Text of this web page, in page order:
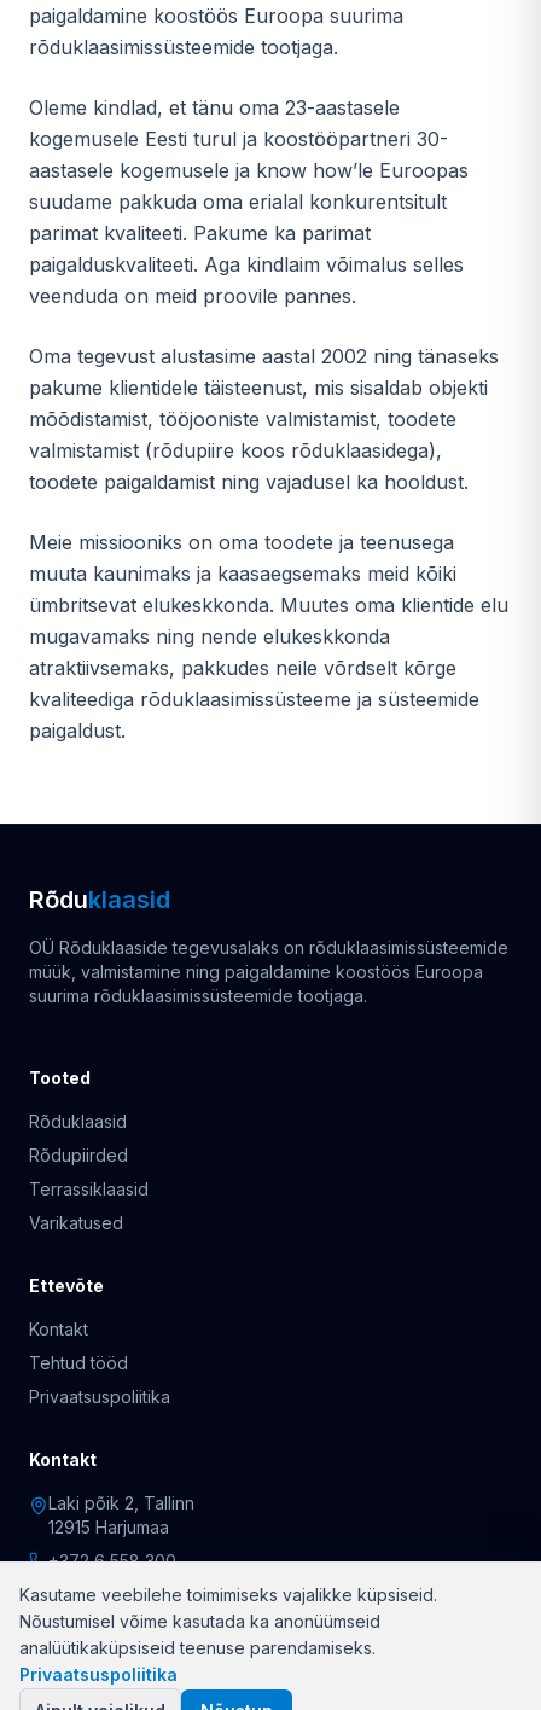
paigaldamine koostöös Euroopa suurima
rõduklaasimissüsteemide tootjaga.
Oleme kindlad, et tänu oma 23-aastasele
kogemusele Eesti turul ja koostööpartneri 30-
aastasele kogemusele ja know how’le Euroopas
suudame pakkuda oma erialal konkurentsitult
parimat kvaliteeti. Pakume ka parimat
paigalduskvaliteeti. Aga kindlaim võimalus selles
veenduda on meid proovile pannes.
Oma tegevust alustasime aastal 2002 ning tänaseks
pakume klientidele täisteenust, mis sisaldab objekti
mõõdistamist, tööjooniste valmistamist, toodete
valmistamist (rõdupiire koos rõduklaasidega),
toodete paigaldamist ning vajadusel ka hooldust.
Meie missiooniks on oma toodete ja teenusega
muuta kaunimaks ja kaasaegsemaks meid kõiki
ümbritsevat elukeskkonda. Muutes oma klientide elu
mugavamaks ning nende elukeskkonda
atraktiivsemaks, pakkudes neile võrdselt kõrge
kvaliteediga rõduklaasimissüsteeme ja süsteemide
paigaldust.
Kasutame veebilehe toimimiseks vajalikke küpsiseid.
Nõustumisel võime kasutada ka anonüümseid
analüütikaküpsiseid teenuse parendamiseks.
Privaatsuspoliitika
Rõduklaasid
OÜ Rõduklaaside tegevusalaks on rõduklaasimissüsteemide
müük, valmistamine ning paigaldamine koostöös Euroopa
suurima rõduklaasimissüsteemide tootjaga.
Tooted
Rõduklaasid
Rõdupiirded
Terrassiklaasid
Varikatused
Ettevõte
Kontakt
Tehtud tööd
Privaatsuspoliitika
Kontakt
Laki põik 2, Tallinn
12915 Harjumaa
+372 6 558 300
© 2026 OÜ Rõduklaasid. Kõik õigused kaitstud.